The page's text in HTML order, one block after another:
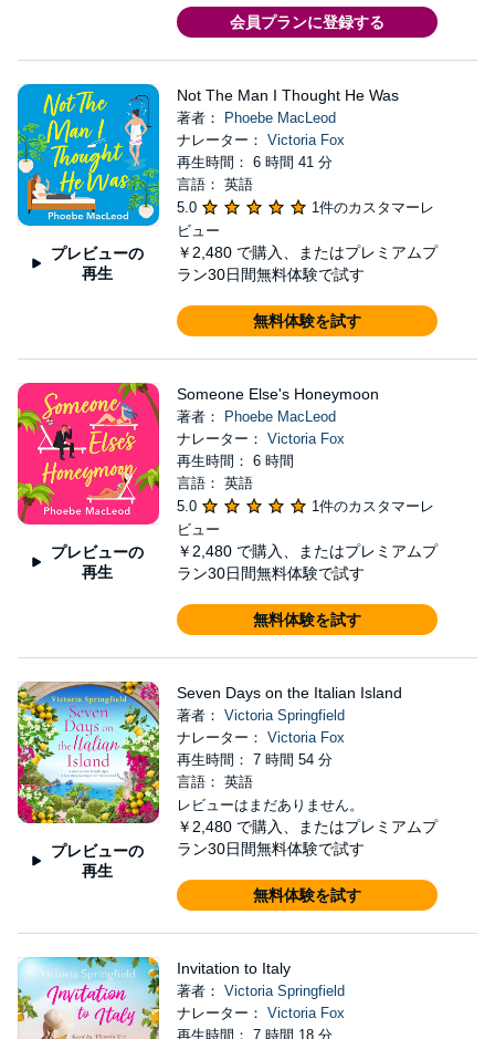
会員プランに登録する
プレビューの
再生
Not The Man I Thought He Was
著者：
Phoebe MacLeod
ナレーター： Victoria Fox
再生時間： 6 時間 41 分
言語： 英語
5.0
1件のカスタマーレ
ビュー
￥2,480 で購入、またはプレミアムプ
ラン30日間無料体験で試す
無料体験を試す
プレビューの
再生
Someone Else's Honeymoon
著者：
Phoebe MacLeod
ナレーター： Victoria Fox
再生時間： 6 時間
言語： 英語
5.0
1件のカスタマーレ
ビュー
￥2,480 で購入、またはプレミアムプ
ラン30日間無料体験で試す
無料体験を試す
プレビューの
再生
Seven Days on the Italian Island
著者： Victoria Springfield
ナレーター： Victoria Fox
再生時間： 7 時間 54 分
言語： 英語
レビューはまだありません。
￥2,480 で購入、またはプレミアムプ
ラン30日間無料体験で試す
無料体験を試す
Invitation to Italy
著者： Victoria Springfield
ナレーター： Victoria Fox
再生時間： 7 時間 18 分